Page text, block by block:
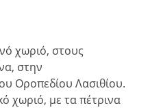
χωριό, στους
στην
Οροπεδίου Λασιθίου.
χωριό, με τα πέτρινα